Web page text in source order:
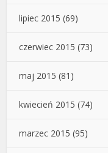
lipiec 2015 (69)
czerwiec 2015 (73)
maj 2015 (81)
kwiecień 2015 (74)
marzec 2015 (95)